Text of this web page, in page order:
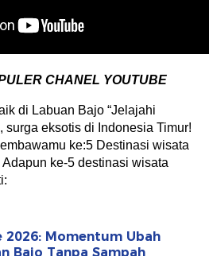
CHANEL YOUTUBE
di Labuan Bajo “Jelajahi
surga eksotis di Indonesia Timur!
ke:5 Destinasi wisata
ke-5 destinasi wisata
2026: Momentum Ubah
Bajo Tanpa Sampah